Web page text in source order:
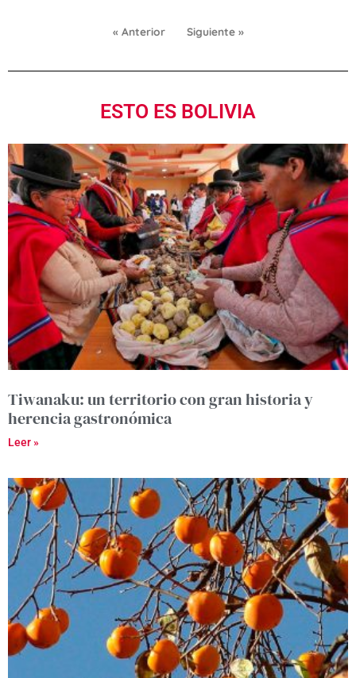
« Anterior Siguiente »
ESTO ES BOLIVIA
Tiwanaku: un territorio con gran historia y
herencia gastronómica
Leer »